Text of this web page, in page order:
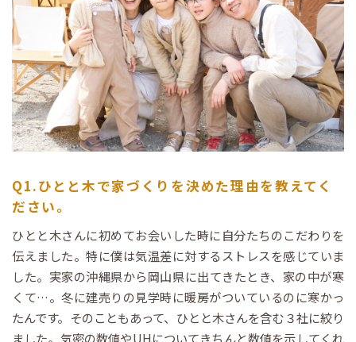
Q1.ひとと木で家づくりを決めた理由を教えてく
ださい。
ひとと木さんに初めてお会いした時に自分たちのこだわりを
伝えました。特に僕は気温差に対するストレスを感じていま
した。実家の沖縄県から岡山県に出てきたとき、家の中が寒
くて…。冬に建売りの見学時に暖房がついているのに寒かっ
たんです。そのこともあって、ひとと木さんを含む３社に絞り
ました。気密の数値やUHについてきちんと数値を示してくれ